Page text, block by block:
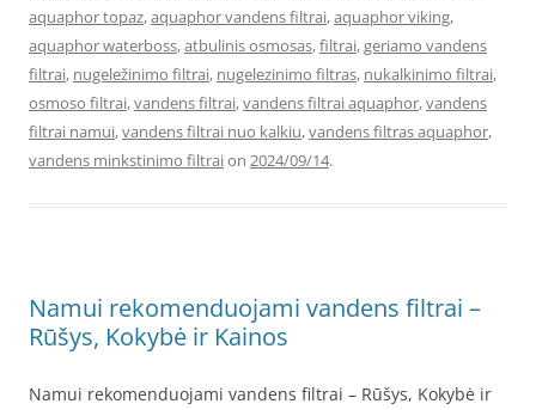
aquaphor topaz,aquaphor vandens filtrai,aquaphor viking,
aquaphor waterboss,atbulinis osmosas,filtrai,geriamo vandens
filtrai, nugeležinimo filtrai, nugelezinimo filtras, nukalkinimo filtrai,
osmoso filtrai,vandens filtrai,vandens filtrai aquaphor,vandens
filtrai namui,vandens filtrai nuo kalkiu,vandens filtras aquaphor,
vandens minkstinimo filtraion 2024/09/14.
Namui rekomenduojami vandens filtrai –
Rūšys, Kokybė ir Kainos
Namui rekomenduojami vandens filtrai – Rūšys, Kokybė ir